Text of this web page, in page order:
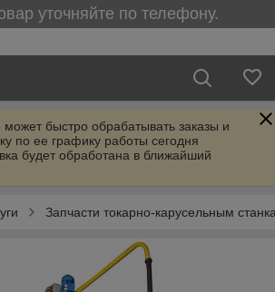
уточняйте по телефону.
быстро обрабатывать заказы и
по ее графику работы сегодня
будет обработана в ближайший
Запчасти токарно-карусельным